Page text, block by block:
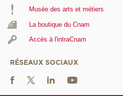
Musée des arts et métiers
La boutique du Cnam
Accès à l'intraCnam
RÉSEAUX SOCIAUX